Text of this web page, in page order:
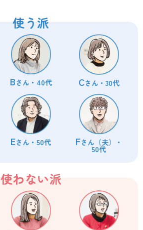
使う派
Bさん・40代 Cさん・30代
Eさん・50代 Fさん（夫）・
50代
使わない派